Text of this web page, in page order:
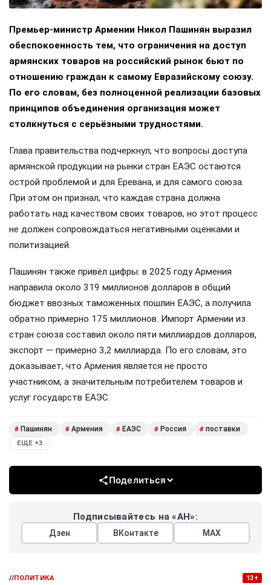
Премьер-министр Армении Никол Пашинян выразил
обеспокоенность тем, что ограничения на доступ
армянских товаров на российский рынок бьют по
отношению граждан к самому Евразийскому союзу.
По его словам, без полноценной реализации базовых
принципов объединения организация может
столкнуться с серьёзными трудностями.
Глава правительства подчеркнул, что вопросы доступа
армянской продукции на рынки стран ЕАЭС остаются
острой проблемой и для Еревана, и для самого союза.
При этом он признал, что каждая страна должна
работать над качеством своих товаров, но этот процесс
не должен сопровождаться негативными оценками и
политизацией.
Пашинян также привёл цифры: в 2025 году Армения
направила около 319 миллионов долларов в общий
бюджет ввозных таможенных пошлин ЕАЭС, а получила
обратно примерно 175 миллионов. Импорт Армении из
стран союза составил около пяти миллиардов долларов,
экспорт — примерно 3,2 миллиарда. По его словам, это
доказывает, что Армения является не просто
участником, а значительным потребителем товаров и
услуг государств ЕАЭС.
# Пашинян # Армения # ЕАЭС # Россия # поставки
ЕЩЕ +3
Поделиться
Подписывайтесь на «АН»:
Дзен ВКонтакте МАХ
//ПОЛИТИКА 13+